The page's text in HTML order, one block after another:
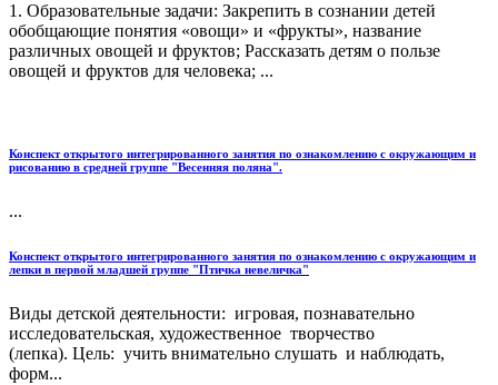
1. Образовательные задачи: Закрепить в сознании детей
обобщающие понятия «овощи» и «фрукты», название
различных овощей и фруктов; Рассказать детям о пользе
овощей и фруктов для человека; ...
Конспект открытого интегрированного занятия по ознакомлению с окружающим и
рисованию в средней группе "Весенняя поляна".
...
Конспект открытого интегрированного занятия по ознакомлению с окружающим и
лепки в первой младшей группе "Птичка невеличка"
Виды детской деятельности: игровая, познавательно
исследовательская, художественное творчество
(лепка). Цель: учить внимательно слушать и наблюдать,
форм...